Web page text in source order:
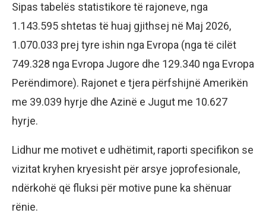
Sipas tabelës statistikore të rajoneve, nga
1.143.595 shtetas të huaj gjithsej në Maj 2026,
1.070.033 prej tyre ishin nga Evropa (nga të cilët
749.328 nga Evropa Jugore dhe 129.340 nga Evropa
Perëndimore). Rajonet e tjera përfshijnë Amerikën
me 39.039 hyrje dhe Azinë e Jugut me 10.627
hyrje.
Lidhur me motivet e udhëtimit, raporti specifikon se
vizitat kryhen kryesisht për arsye joprofesionale,
ndërkohë që fluksi për motive pune ka shënuar
rënie.